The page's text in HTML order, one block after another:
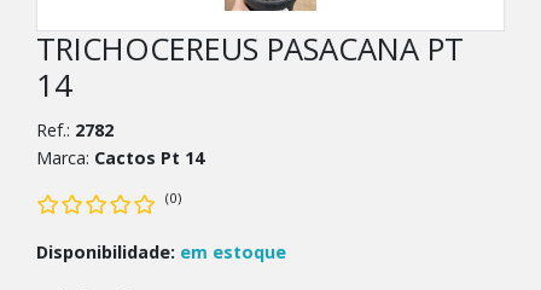
TRICHOCEREUS PASACANA PT
14
Ref.: 2782
Marca: Cactos Pt 14
(0)
Disponibilidade: em estoque